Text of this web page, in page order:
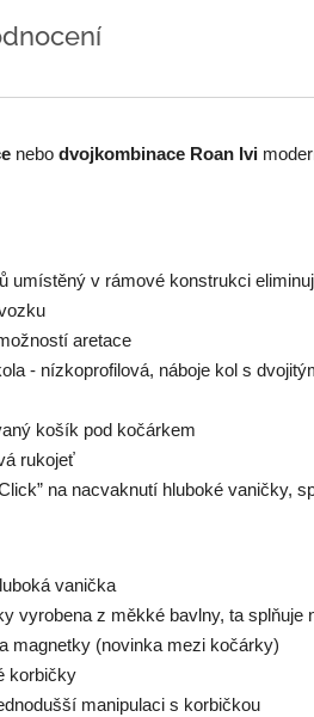
nebo dvojkombinace Roan Ivi
umístěný v rámové konstrukci
aretace
- nízkoprofilová, náboje kol s
košík pod kočárkem
rukojeť
na nacvaknutí hluboké vaničky,
vanička
vyrobena z měkké bavlny, ta splňuje
magnetky (novinka mezi kočárky)
korbičky
manipulaci s korbičkou